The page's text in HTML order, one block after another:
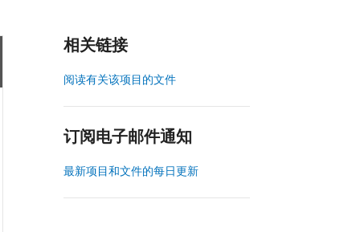
相关链接
阅读有关该项目的文件
订阅电子邮件通知
最新项目和文件的每日更新